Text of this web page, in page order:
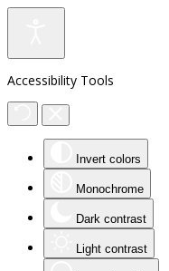
Accessibility Tools
Invert colors
Monochrome
Dark contrast
Light contrast